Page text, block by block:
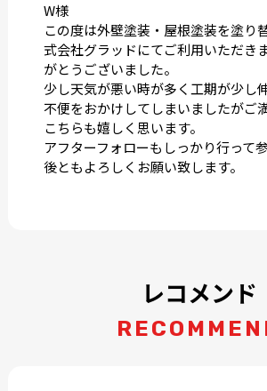
W様
この度は外壁塗装・屋根塗装を塗り
式会社グラッドにてご利用いただき
がとうございました。
少し天気が悪い時が多く工期が少し
不便をおかけしてしまいましたがご
こちらも嬉しく思います。
アフターフォローもしっかり行って
後ともよろしくお願い致します。
レコメンド